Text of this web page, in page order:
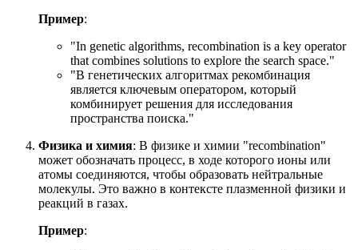
Пример:
"In genetic algorithms, recombination is a key operator
that combines solutions to explore the search space."
"В генетических алгоритмах рекомбинация
является ключевым оператором, который
комбинирует решения для исследования
пространства поиска."
Физика и химия: В физике и химии "recombination"
может обозначать процесс, в ходе которого ионы или
атомы соединяются, чтобы образовать нейтральные
молекулы. Это важно в контексте плазменной физики и
реакций в газах.
Пример: